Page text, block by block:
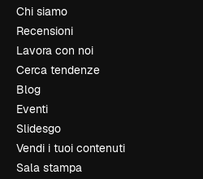
Chi siamo
Recensioni
Lavora con noi
Cerca tendenze
Blog
Eventi
Slidesgo
Vendi i tuoi contenuti
Sala stampa